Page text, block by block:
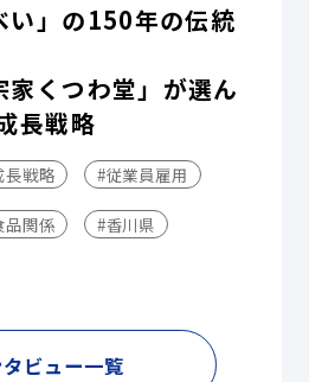
い」の150年の伝統
くつわ堂」が選ん
長戦略
長戦略 #従業員雇用
品関係 #香川県
ビュー一覧